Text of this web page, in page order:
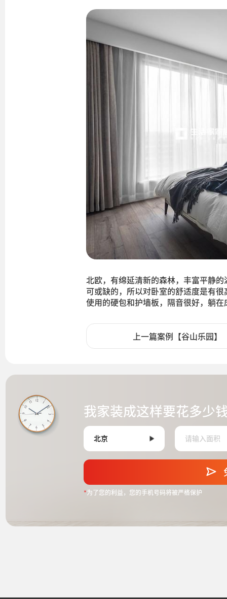
北欧，有绵延清新的森林，丰富平静
可或缺的，所以对卧室的舒适度是有
使用的硬包和护墙板，隔音很好，躺
上一篇案例【谷山乐园】
我家装成这样要花多少
*为了您的利益，您的手机号码将被严格保护